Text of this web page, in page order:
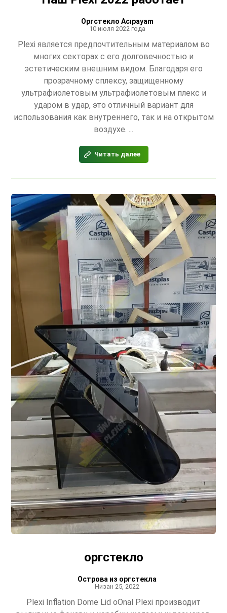
Оргстекло Acıpayam
10 июля 2022 года
Plexi является предпочтительным материалом во
многих секторах с его долговечностью и
эстетическим внешним видом. Благодаря его
прозрачному сплексу, защищенному
ультрафиолетовым ультрафиолетовым плекс и
ударом в удар, это отличный вариант для
использования как внутреннего, так и на открытом
воздухе. ...
Читать далее
оргстекло
Острова из оргстекла
Низан 25, 2022
Plexi Inflation Dome Lid oOnal Plexi производит